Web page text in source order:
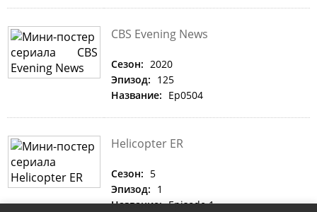
CBS Evening News
Сезон: 2020
Эпизод: 125
Название: Ep0504
Helicopter ER
Сезон: 5
Эпизод: 1
Название: Episode 1